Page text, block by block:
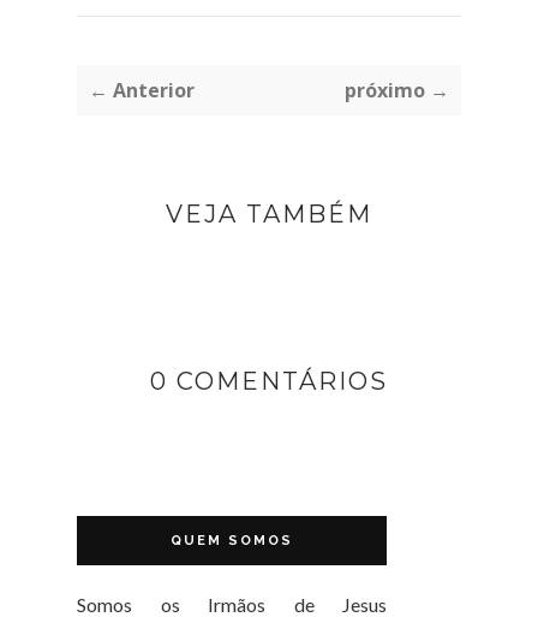
← Anterior próximo →
VEJA TAMBÉM
0 COMENTÁRIOS
QUEM SOMOS
Somos os Irmãos de Jesus